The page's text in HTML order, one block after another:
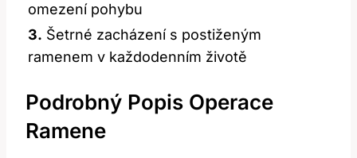
omezení pohybu
3. Šetrné zacházení s postiženým
ramenem v každodenním životě
Podrobný Popis Operace
Ramene